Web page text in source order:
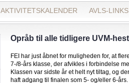
AKTIVITETSKALENDER AVLS-LINKS
Opråb til alle tidligere UVM-
FEI har just åbnet for muligheden for, at
7-/8-års klasse, der afvikles i forbindelse
Klassen var sidste år et helt nyt tiltag, og
haft adgang til finalen som 5- og/eller 6-